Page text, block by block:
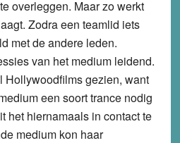
overleggen. Maar zo werkt
Zodra een teamlid iets
met de andere leden.
van het medium leidend.
Hollywoodfilms gezien, want
een soort trance nodig
het hiernamaals in contact te
medium kon haar